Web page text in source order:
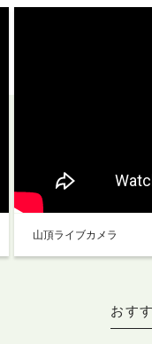
山頂ライブカメラ
おす